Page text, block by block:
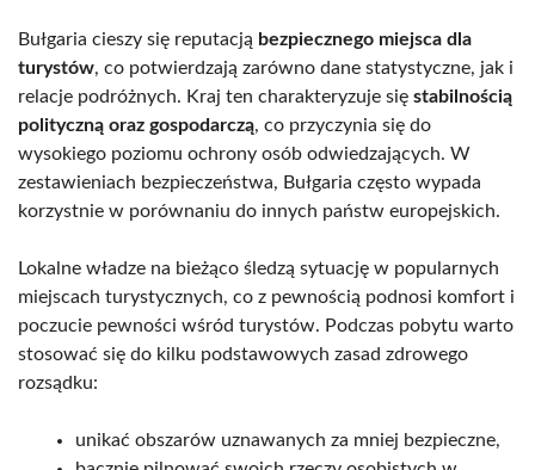
Bułgaria cieszy się reputacją bezpiecznego miejsca dla
turystów, co potwierdzają zarówno dane statystyczne, jak i
relacje podróżnych. Kraj ten charakteryzuje się stabilnością
polityczną oraz gospodarczą, co przyczynia się do
wysokiego poziomu ochrony osób odwiedzających. W
zestawieniach bezpieczeństwa, Bułgaria często wypada
korzystnie w porównaniu do innych państw europejskich.
Lokalne władze na bieżąco śledzą sytuację w popularnych
miejscach turystycznych, co z pewnością podnosi komfort i
poczucie pewności wśród turystów. Podczas pobytu warto
stosować się do kilku podstawowych zasad zdrowego
rozsądku:
unikać obszarów uznawanych za mniej bezpieczne,